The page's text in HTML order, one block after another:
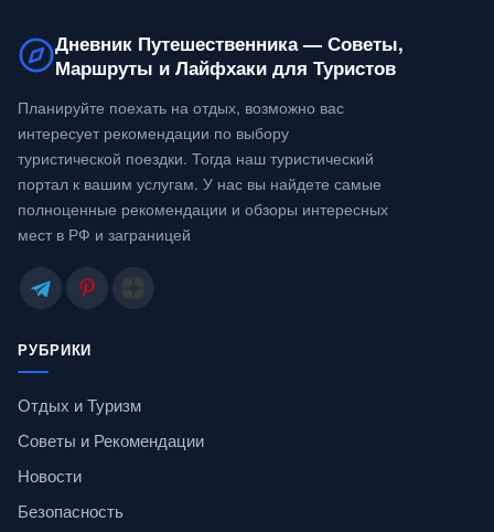
Дневник Путешественника — Советы,
Маршруты и Лайфхаки для Туристов
Планируйте поехать на отдых, возможно вас
интересует рекомендации по выбору
туристической поездки. Тогда наш туристический
портал к вашим услугам. У нас вы найдете самые
полноценные рекомендации и обзоры интересных
мест в РФ и заграницей
РУБРИКИ
Отдых и Туризм
Советы и Рекомендации
Новости
Безопасность